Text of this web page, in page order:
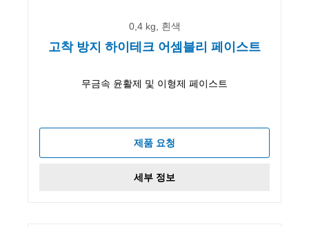
0,4 kg, 흰색
고착 방지 하이테크 어셈블리 페이스트
무금속 윤활제 및 이형제 페이스트
제품 요청
세부 정보